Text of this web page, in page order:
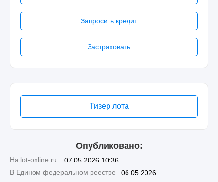
Запросить кредит
Застраховать
Тизер лота
Опубликовано:
На lot-online.ru:
07.05.2026 10:36
В Едином федеральном реестре
06.05.2026